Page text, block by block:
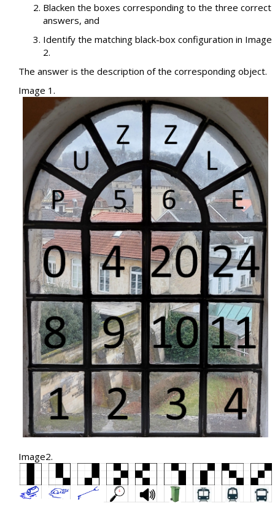
Blacken the boxes corresponding to the three correct
answers, and
Identify the matching black-box configuration in Image
2.
The answer is the description of the corresponding object.
Image 1.
Image2.